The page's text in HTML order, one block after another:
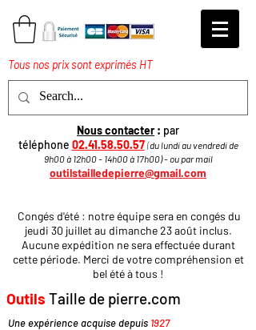
Tous nos prix sont exprimés HT
Nous contacter: par
téléphone 02.41.58.50.57 (du lundi au vendredi de
9h00 à 12h00 - 14h00 à 17h00)​ - ou par mail
outilstailledepierre@gmail.com
Congés d'été : notre équipe sera en congés du
jeudi 30 juillet au dimanche 23 août inclus.
Aucune expédition ne sera effectuée durant
cette période. Merci de votre compréhension et
bel été à tous !
Outils Taille de pierre.com
Une expérience acquise depuis 1927